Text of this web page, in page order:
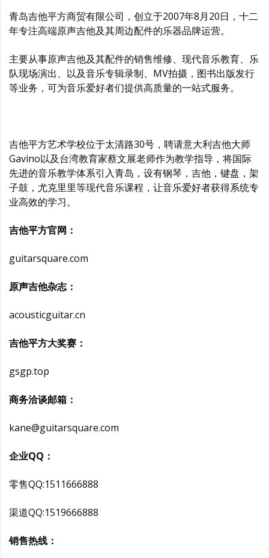
青岛吉他平方商贸有限公司，创立于2007年8月20日，十二
年专注高端原声吉他及其周边配件的乐器品牌运营。
主要从事原声吉他及其配件的销售维修、现代音乐教育、乐
队现场演出、以及音乐专辑录制、MV拍摄，图书出版发行
等业务，可为音乐爱好者们提供高质量的一站式服务。
吉他平方艺术学校位于太清路30号，聘请意大利吉他大师
Gavino以及台湾教育家蔡文展老师作为教学指导，将国际
先进的音乐教学体系引入青岛，设有钢琴，吉他，键盘，架
子鼓，尤克里里等现代音乐课程，让音乐爱好者获得系统专
业高效的学习。
吉他平方官网：
guitarsquare.com
原声吉他杂志：
acousticguitar.cn
吉他平方大奖赛：
gsgp.top
商务洽谈邮箱：
kane@guitarsquare.com
企业QQ：
零售QQ:1511666888
渠道QQ:1519666888
销售热线：